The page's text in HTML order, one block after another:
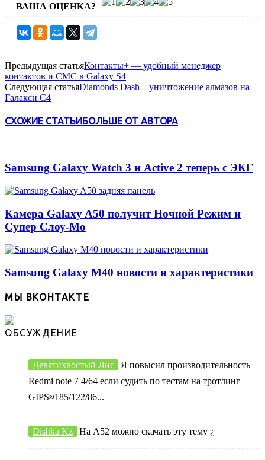
ВАША ОЦЕНКА?
Предыдущая статьяКонтакты+ — удобный менеджер
контактов и СМС в Galaxy S4
Следующая статьяDiamonds Dash – уничтожение алмазов на
Галакси С4
СХОЖИЕ СТАТЬИБОЛЬШЕ ОТ АВТОРА
Samsung Galaxy Watch 3 и Active 2 теперь с ЭКГ
Камера Galaxy A50 получит Ночной Режим и
Супер Слоу-Мо
Samsung Galaxy M40 новости и характеристики
МЫ ВКОНТАКТЕ
ОБСУЖДЕНИЕ
Девятихвостый Лис
Я повысил производительность
Redmi note 7 4/64 если судить по тестам на тротлинг
GIPS≈185/122/86...
Dishka Kz На А52 можно скачать эту тему ¿